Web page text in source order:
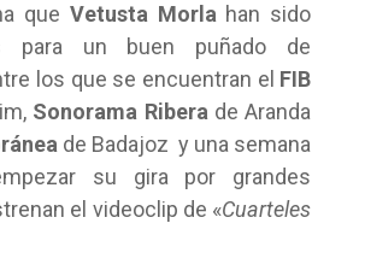
que Vetusta Morla han sido
para un buen puñado de
los que se encuentran el FIB
Sonorama Ribera de Aranda
de Badajoz y una semana
su gira por grandes
el videoclip de «Cuarteles